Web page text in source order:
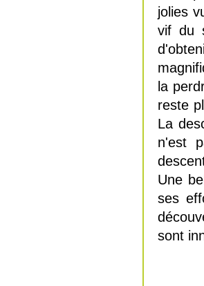
jolies
vif du
la
reste
La
n'est
Une
ses
sont